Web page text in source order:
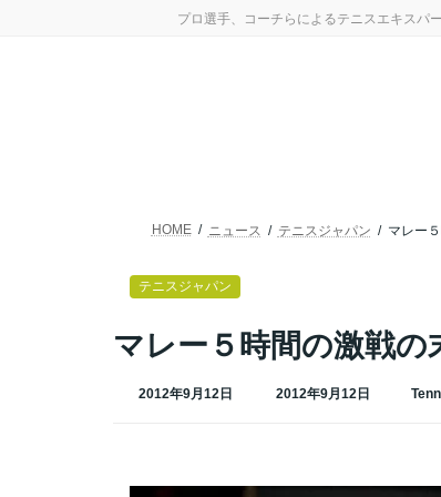
プロ選手、コーチらによるテニスエキスパ
テニスジャパン
マレー５時間の激戦
2012年9月12日
最
2012年9月12日
HOME ニュース テニスジャパン マレー